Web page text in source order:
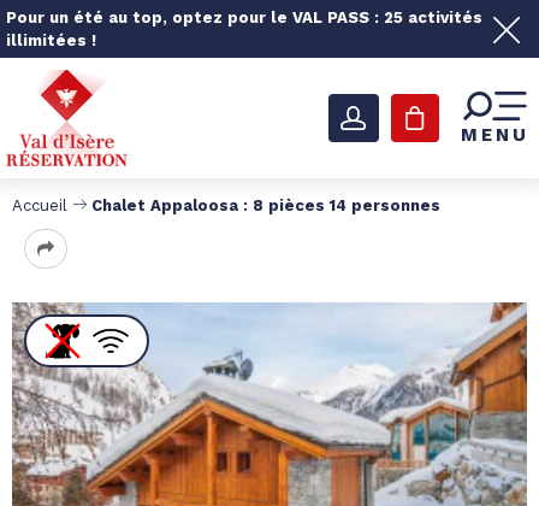
Pour un été au top, optez pour le VAL PASS : 25 activités
illimitées !
MENU
Accueil Chalet Appaloosa : 8 pièces 14 personnes